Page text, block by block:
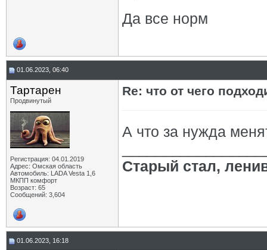
Да все норм
01.06.2023, 06:40
Тартарен
Продвинутый
Регистрация: 04.01.2019
Адрес: Омская область
Автомобиль: LADA Vesta 1,6
МКПП комфорт
Возраст: 65
Сообщений: 3,604
Re: что от чего
А что за нужда
Старый стал,
01.06.2023, 16:18